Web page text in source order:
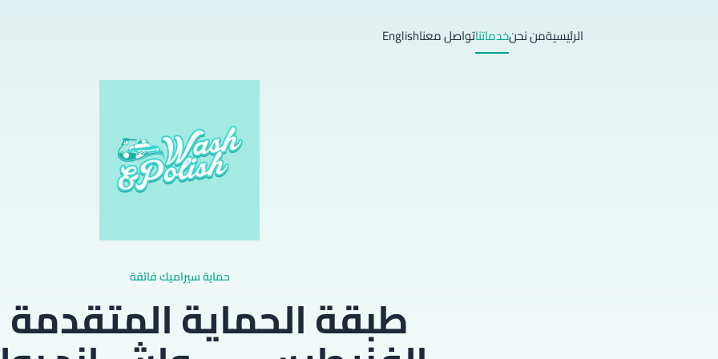
الرئيسيةمن نحنخدماتناتواصل معناEnglish
حماية سيراميك فائقة
طبقة الحماية